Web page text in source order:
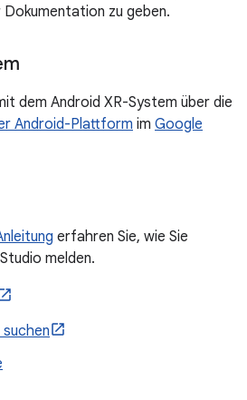
zu geben.
dem Android XR-System über die
Android-Plattform im Google
erfahren Sie, wie Sie
melden.